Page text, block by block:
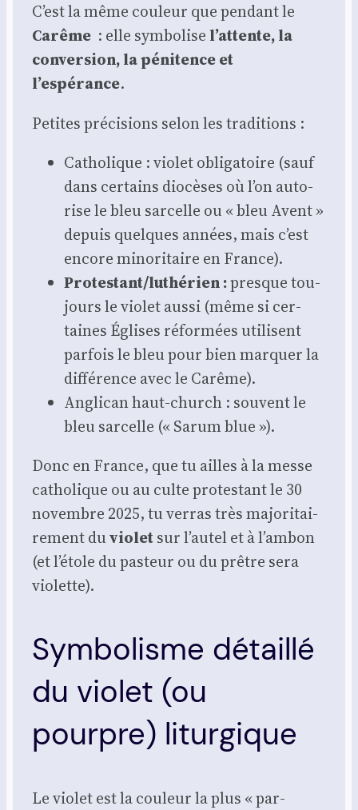
C’est la même cou­leur que pen­dant le
Carême : elle sym­bo­lise l’attente, la
conver­sion, la péni­tence et
l’espérance.
Petites pré­ci­sions selon les tra­di­tions :
Catho­lique : vio­let obli­ga­toire (sauf
dans cer­tains dio­cèses où l’on auto­
rise le bleu sar­celle ou « bleu Avent »
depuis quelques années, mais c’est
encore mino­ri­taire en France).
Protestant/luthérien :presque tou­
jours le vio­let aus­si (même si cer­
taines Églises réfor­mées uti­lisent
par­fois le bleu pour bien mar­quer la
dif­fé­rence avec le Carême).
Angli­can haut-church : sou­vent le
bleu sar­celle (« Sarum blue »).
Donc en France, que tu ailles à la messe
catho­lique ou au culte pro­tes­tant le 30
novembre 2025, tu ver­ras très majo­ri­tai­
re­ment duvio­letsur l’autel et à l’ambon
(et l’étole du pas­teur ou du prêtre sera
vio­lette).
Symbolisme détaillé
du violet (ou
pourpre) liturgique
Le vio­let est la cou­leur la plus « par­